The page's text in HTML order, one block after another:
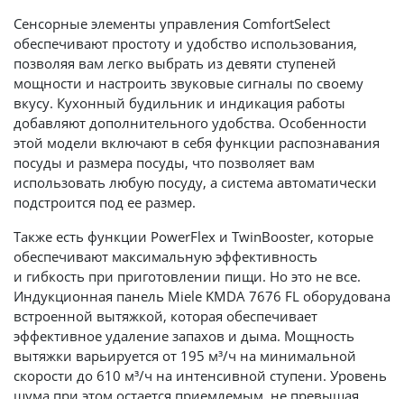
Сенсорные элементы управления ComfortSelect
обеспечивают простоту и удобство использования,
позволяя вам легко выбрать из девяти ступеней
мощности и настроить звуковые сигналы по своему
вкусу. Кухонный будильник и индикация работы
добавляют дополнительного удобства. Особенности
этой модели включают в себя функции распознавания
посуды и размера посуды, что позволяет вам
использовать любую посуду, а система автоматически
подстроится под ее размер.
Также есть функции PowerFlex и TwinBooster, которые
обеспечивают максимальную эффективность
и гибкость при приготовлении пищи. Но это не все.
Индукционная панель Miele KMDA 7676 FL оборудована
встроенной вытяжкой, которая обеспечивает
эффективное удаление запахов и дыма. Мощность
вытяжки варьируется от 195 м³/ч на минимальной
скорости до 610 м³/ч на интенсивной ступени. Уровень